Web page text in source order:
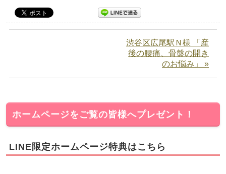
渋谷区広尾駅Ｎ様 「産
後の腰痛、骨盤の開き
のお悩み」 »
ホームページをご覧の皆様へプレゼント！
LINE限定ホームページ特典はこちら